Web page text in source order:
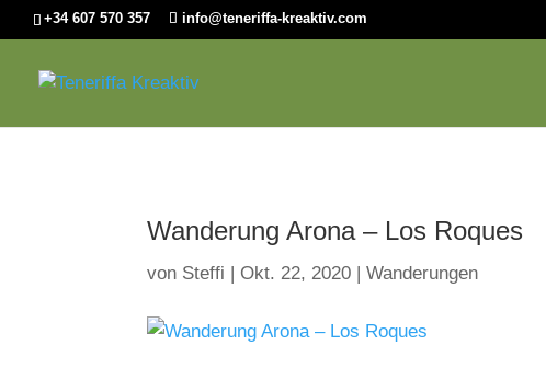
+34 607 570 357 info@teneriffa-kreaktiv.com
Wanderung Arona – Los Roques
von Steffi |Okt. 22, 2020 |Wanderungen